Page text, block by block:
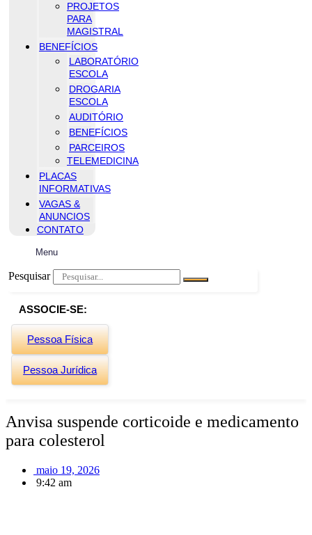
PROJETOS
PARA
MAGISTRAL
BENEFÍCIOS
LABORATÓRIO
ESCOLA
DROGARIA
ESCOLA
AUDITÓRIO
BENEFÍCIOS
PARCEIROS
TELEMEDICINA
PLACAS
INFORMATIVAS
VAGAS &
ANUNCIOS
CONTATO
Menu
Pesquisar
ASSOCIE-SE:
Pessoa Física
Pessoa Jurídica
Anvisa suspende corticoide e medicamento
para colesterol
maio 19, 2026
9:42 am